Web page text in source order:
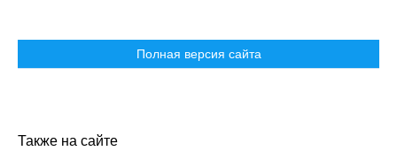
Полная версия сайта
Также на сайте